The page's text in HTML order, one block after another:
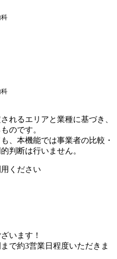
れるエリアと業種に基づき、
のです。
、本機能では事業者の比較・
判断は行いません。
ください
います！
で約3営業日程度いただきま